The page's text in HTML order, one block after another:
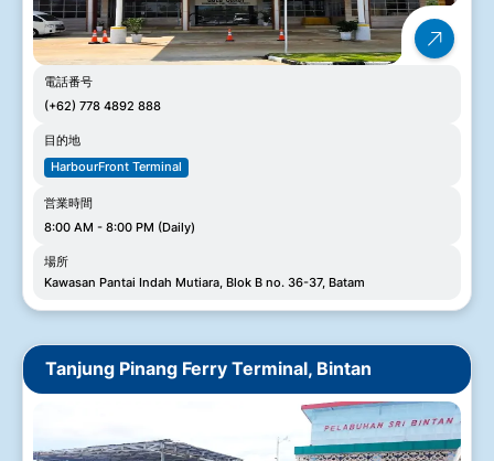
電話番号
(+62) 778 4892 888
目的地
HarbourFront Terminal
営業時間
8:00 AM - 8:00 PM (Daily)
場所
Kawasan Pantai Indah Mutiara, Blok B no. 36-37, Batam
Tanjung Pinang Ferry Terminal, Bintan